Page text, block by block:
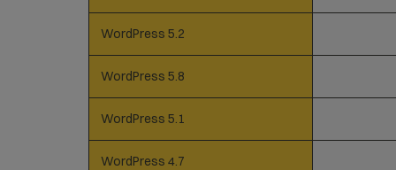
WordPress 5.2
WordPress 5.8
WordPress 5.1
WordPress 4.7